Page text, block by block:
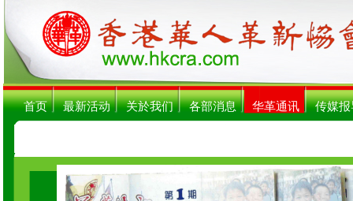
首页 最新活动 关於我们 各部消息 华革通讯 传媒报